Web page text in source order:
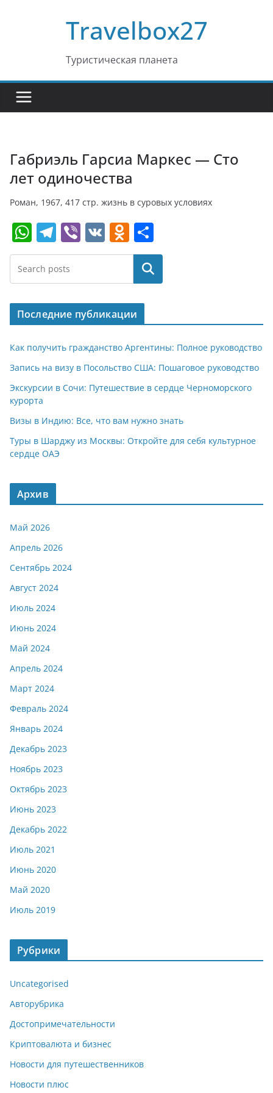
Travelbox27
Туристическая планета
Габриэль Гарсиа Маркес — Сто
лет одиночества
Роман, 1967, 417 стр. жизнь в суровых условиях
W
h
at
s
A
p
p
T
el
e
gr
a
m
Vi
b
V
K
O
d
o
kl
a
ss
ni
ki
т
п
р
в
и
т
ь
Поиск
Последние публикации
Как получить гражданство Аргентины: Полное руководство
Запись на визу в Посольство США: Пошаговое руководство
Экскурсии в Сочи: Путешествие в сердце Черноморского
курорта
Визы в Индию: Все, что вам нужно знать
Туры в Шарджу из Москвы: Откройте для себя культурное
сердце ОАЭ
Архив
Май 2026
Апрель 2026
Сентябрь 2024
Август 2024
Июль 2024
Июнь 2024
Май 2024
Апрель 2024
Март 2024
Февраль 2024
Январь 2024
Декабрь 2023
Ноябрь 2023
Октябрь 2023
Июнь 2023
Декабрь 2022
Июль 2021
Июнь 2020
Май 2020
Июль 2019
Рубрики
Uncategorised
Авторубрика
Достопримечательности
Криптовалюта и бизнес
Новости для путешественников
Новости плюс